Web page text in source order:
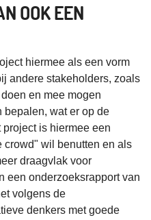
OOK EEN
hiermee als een vorm
andere stakeholders, zoals
en mee mogen
bepalen, wat er op de
is hiermee een
crowd" wil benutten en als
draagvlak voor
een onderzoeksrapport van
volgens de
denkers met goede